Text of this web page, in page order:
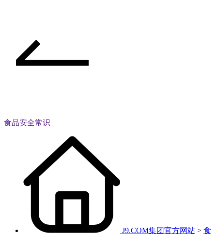
食品安全常识
J9.COM集团官方网站 > 食